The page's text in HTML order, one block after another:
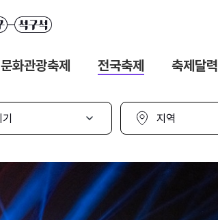
문화관광축제 전국축제 축제달력
지
선